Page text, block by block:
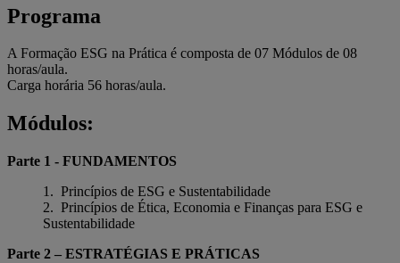
Programa
A Formação ESG na Prática é composta de 07 Módulos de 08
horas/aula.
Carga horária 56 horas/aula.
Módulos:
Parte 1 - FUNDAMENTOS
1. Princípios de ESG e Sustentabilidade
2. Princípios de Ética, Economia e Finanças para ESG e
Sustentabilidade
Parte 2 – ESTRATÉGIAS E PRÁTICAS